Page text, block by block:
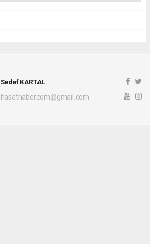
Sedef KARTAL
hasathabercom@gmail.com